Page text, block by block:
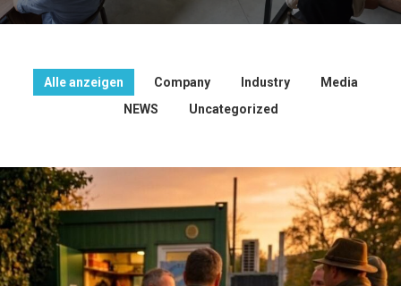
Alle anzeigen Company Industry
Media
NEWS
Uncategorized